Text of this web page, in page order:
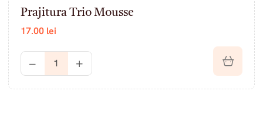
Prajitura Trio Mousse
17.00 lei